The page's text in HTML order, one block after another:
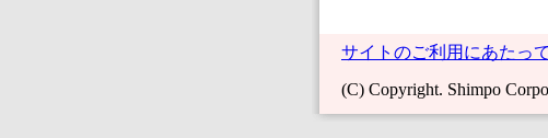
サイトのご利用にあたって
(C) Copyright. Shimpo